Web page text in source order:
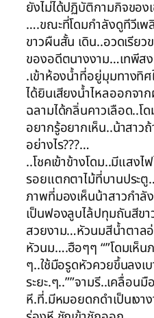
ยังไม่ได้ปฏิบัติกามกิจขอ
….ขณะที่โดมกำลังดูทีวีเพ
ขาวผืนสั้น เดิน..อวดเรีย
ของอดีตนางงาม…เทพีส
.เข้าห้องน้ำที่อยู่มุมทางทิ
ได้ยินเสียงน้ำไหลออกจา
ฉลามได้กลิ่นคาวเลือด..โ
อยากรู้อยากเห็น..น้าสาวถ้
อย่างไร???…
..โชคเข้าข้างโดม..มีแสง
รอยแตกตาไม้ที่บานประ
ภาพที่มองเห็นน้าสาวกำ
เป็นฟองลูบไล้ปทุมถันสีข
สวยงาม…หัวนมสีน้ำตาล
หัวนม….ฮือๆๆ “”โดมเห็
ๆ..ใช้มือรูดหัวควยขึ้นลงเบ
ระยะ.ๆ..””จามรี..เคลื่อน
หี.ที่.มีหมอยดกดำเป็นเงาง